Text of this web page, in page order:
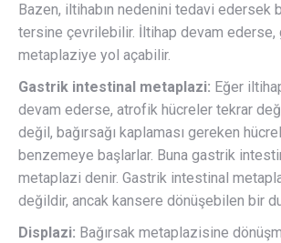
Bazen, iltihabın nedenini tedavi edersek
tersine çevrilebilir. İltihap devam ederse,
metaplaziye yol açabilir.
Gastrik intestinal metaplazi: Eğer
devam ederse, atrofik hücreler tekrar
değil, bağırsağı kaplaması gereken
benzemeye başlarlar. Buna gastrik
metaplazi denir. Gastrik intestinal
değildir, ancak kansere dönüşebilen bir
Displazi: Bağırsak metaplazisine